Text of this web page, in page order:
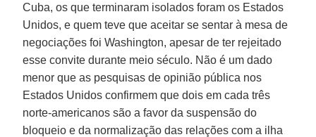
Cuba, os que terminaram isolados foram os Estados
Unidos, e quem teve que aceitar se sentar à mesa de
negociações foi Washington, apesar de ter rejeitado
esse convite durante meio século. Não é um dado
menor que as pesquisas de opinião pública nos
Estados Unidos confirmem que dois em cada três
norte-americanos são a favor da suspensão do
bloqueio e da normalização das relações com a ilha